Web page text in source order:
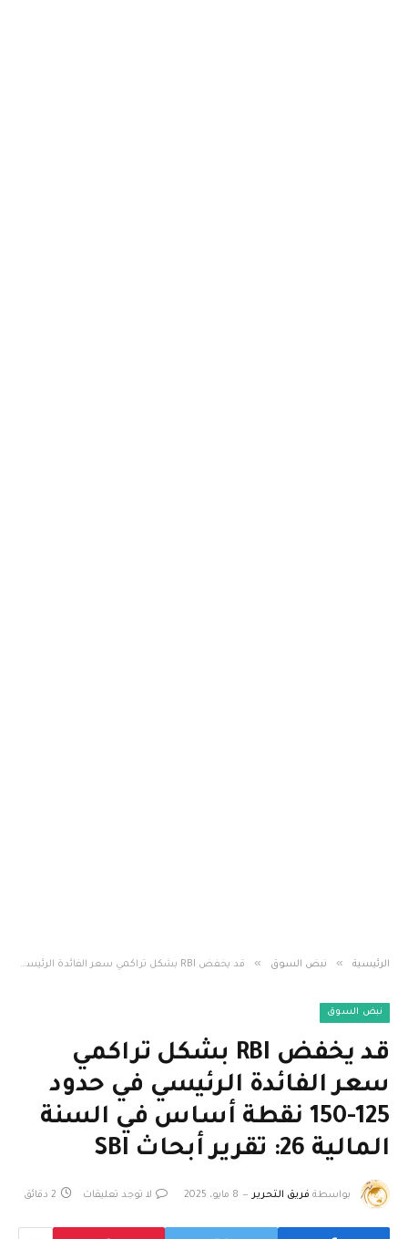
الرئيسية » نبض السوق » قد يخفض RBI بشكل تراكمي سعر الفائدة الرئيسي في حدود 125-150 نقطة أساس في السنة المالية 26: تقرير أبحاث SBI
نبض السوق
قد يخفض RBI بشكل تراكمي
سعر الفائدة الرئيسي في حدود
125-150 نقطة أساس في السنة
المالية 26: تقرير أبحاث SBI
بواسطة فريق التحرير 8 مايو، 2025 لا توجد تعليقات 2 دقائق